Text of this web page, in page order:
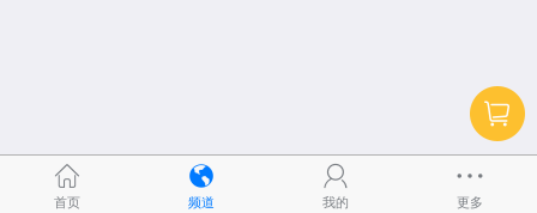
首页 频道 我的 更多